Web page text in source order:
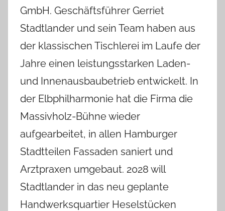
i
e
n
s
c
h
GmbH. Geschäftsführer Gerriet
Stadtlander und sein Team haben aus
der klassischen Tischlerei im Laufe der
Jahre einen leistungsstarken Laden-
und Innenausbaubetrieb entwickelt. In
der Elbphilharmonie hat die Firma die
Massivholz-Bühne wieder
aufgearbeitet, in allen Hamburger
Stadtteilen Fassaden saniert und
Arztpraxen umgebaut. 2028 will
Stadtlander in das neu geplante
Handwerksquartier Heselstücken